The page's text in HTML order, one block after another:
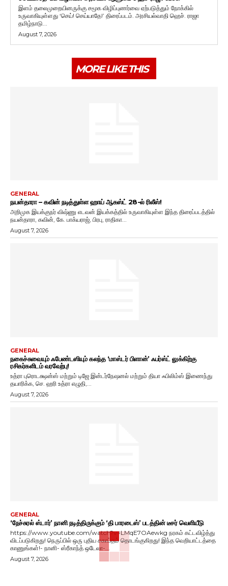
இளம் தலைமுறையினருக்கு சமூக விழிப்புணர்வை ஏற்படுத்தும் நோக்கில்
உருவாகியுள்ளது ‘செய்! செய்யாதே!’ திரைப்படம். அரசியல்வாதி ஹெச். ராஜா
தமிழ்நாடு...
August 7, 2026
MORE LIKE THIS
GENERAL
நயன்தாரா – கவின் நடித்துள்ள ஹாய் ஆகஸ்ட் 28-ல் ரிலீஸ்!
அறிமுக இயக்குநர் விஷ்ணு எடவன் இயக்கத்தில் உருவாகியுள்ள இந்த திரைப்படத்தில்
நயன்தாரா, கவின், கே. பாக்யராஜ், பிரபு, ராதிகா...
August 7, 2026
GENERAL
நகைச்சுவையும் ஃபேண்டஸியும் கலந்த ‘மாஸ்டர் பிளான்’ ஃபர்ஸ்ட் லுக்கிற்கு
ரசிகர்களிடம் வரவேற்பு!
உத்ரா புரொடக்ஷன்ஸ் மற்றும் டிஜே இன்டர்நேஷனல் மற்றும் தியா ஃபிலிம்ஸ் இணைந்து
தயாரிக்க, செ. ஹரி உத்ரா எழுதி,...
August 7, 2026
GENERAL
‘நேச்சுரல் ஸ்டார்’ நானி நடித்திருக்கும் ‘தி பாரடைஸ்’ படத்தின் டீசர் வெளியீடு
https://www.youtube.com/watch?v=LMqE7OAewkg நரகம் கட்டவிழ்த்து
விடப்படுகிறது! நெருப்பில் ஒரு புதிய சகாப்தம் தொடங்குகிறது! இந்த வெறியாட்டத்தை
காணுங்கள்!- நானி- ஸ்ரீகாந்த் ஒடேலா-...
August 7, 2026